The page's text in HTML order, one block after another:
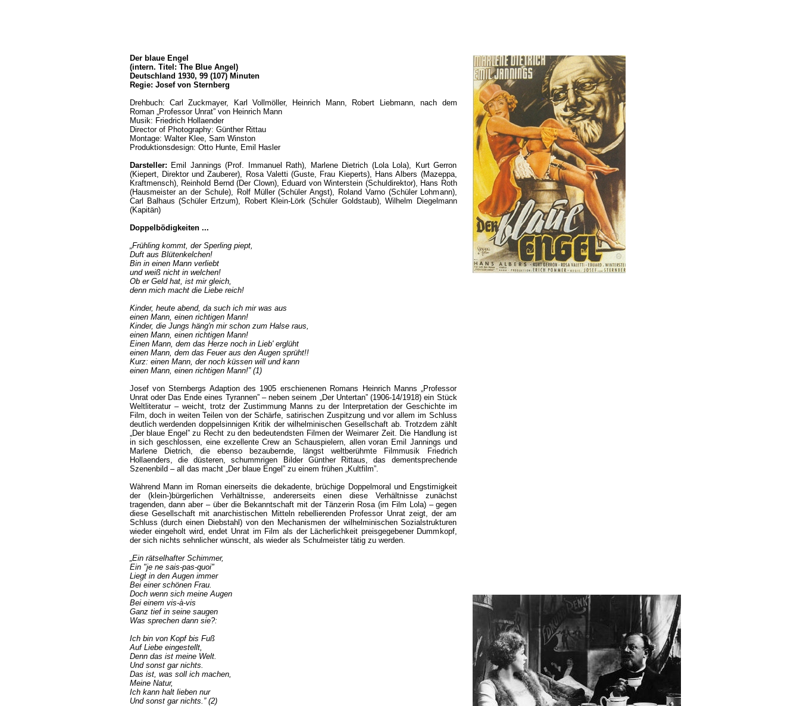
Der blaue Engel
(intern. Titel: The Blue Angel)
Deutschland 1930, 99 (107) Minuten
Regie: Josef von Sternberg
Drehbuch: Carl Zuckmayer, Karl Vollmöller, Heinrich Mann, Robert Liebmann, nach dem
Roman „Professor Unrat” von Heinrich Mann
Musik: Friedrich Hollaender
Director of Photography: Günther Rittau
Montage: Walter Klee, Sam Winston
Produktionsdesign: Otto Hunte, Emil Hasler
Darsteller: Emil Jannings (Prof. Immanuel Rath), Marlene Dietrich (Lola Lola), Kurt Gerron
(Kiepert, Direktor und Zauberer), Rosa Valetti (Guste, Frau Kieperts), Hans Albers (Mazeppa,
Kraftmensch), Reinhold Bernd (Der Clown), Eduard von Winterstein (Schuldirektor), Hans Roth
(Hausmeister an der Schule), Rolf Müller (Schüler Angst), Roland Varno (Schüler Lohmann),
Carl Balhaus (Schüler Ertzum), Robert Klein-Lörk (Schüler Goldstaub), Wilhelm Diegelmann
(Kapitän)
Doppelbödigkeiten ...
„Frühling kommt, der Sperling piept,
Duft aus Blütenkelchen!
Bin in einen Mann verliebt
und weiß nicht in welchen!
Ob er Geld hat, ist mir gleich,
denn mich macht die Liebe reich!
Kinder, heute abend, da such ich mir was aus
einen Mann, einen richtigen Mann!
Kinder, die Jungs häng'n mir schon zum Halse raus,
einen Mann, einen richtigen Mann!
Einen Mann, dem das Herze noch in Lieb' erglüht
einen Mann, dem das Feuer aus den Augen sprüht!!
Kurz: einen Mann, der noch küssen will und kann
einen Mann, einen richtigen Mann!” (1)
Josef von Sternbergs Adaption des 1905 erschienenen Romans Heinrich Manns „Professor
Unrat oder Das Ende eines Tyrannen” – neben seinem „Der Untertan” (1906-14/1918) ein Stück
Weltliteratur – weicht, trotz der Zustimmung Manns zu der Interpretation der Geschichte im
Film, doch in weiten Teilen von der Schärfe, satirischen Zuspitzung und vor allem im Schluss
deutlich werdenden doppelsinnigen Kritik der wilhelminischen Gesellschaft ab. Trotzdem zählt
„Der blaue Engel” zu Recht zu den bedeutendsten Filmen der Weimarer Zeit. Die Handlung ist
in sich geschlossen, eine exzellente Crew an Schauspielern, allen voran Emil Jannings und
Marlene Dietrich, die ebenso bezaubernde, längst weltberühmte Filmmusik Friedrich
Hollaenders, die düsteren, schummrigen Bilder Günther Rittaus, das dementsprechende
Szenenbild – all das macht „Der blaue Engel” zu einem frühen „Kultfilm”.
Während Mann im Roman einerseits die dekadente, brüchige Doppelmoral und Engstirnigkeit
der (klein-)bürgerlichen Verhältnisse, andererseits einen diese Verhältnisse zunächst
tragenden, dann aber – über die Bekanntschaft mit der Tänzerin Rosa (im Film Lola) – gegen
diese Gesellschaft mit anarchistischen Mitteln rebellierenden Professor Unrat zeigt, der am
Schluss (durch einen Diebstahl) von den Mechanismen der wilhelminischen Sozialstrukturen
wieder eingeholt wird, endet Unrat im Film als der Lächerlichkeit preisgegebener Dummkopf,
der sich nichts sehnlicher wünscht, als wieder als Schulmeister tätig zu werden.
„Ein rätselhafter Schimmer,
Ein "je ne sais-pas-quoi"
Liegt in den Augen immer
Bei einer schönen Frau.
Doch wenn sich meine Augen
Bei einem vis-à-vis
Ganz tief in seine saugen
Was sprechen dann sie?:
Ich bin von Kopf bis Fuß
Auf Liebe eingestellt,
Denn das ist meine Welt.
Und sonst gar nichts.
Das ist, was soll ich machen,
Meine Natur,
Ich kann halt lieben nur
Und sonst gar nichts.” (2)